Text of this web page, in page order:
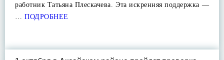
работник Татьяна Плескачева. Эта искренняя поддержка —
… ПОДРОБНЕЕ